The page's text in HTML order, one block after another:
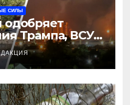
СИЛЫ
одобряет
Трампа, ВСУ